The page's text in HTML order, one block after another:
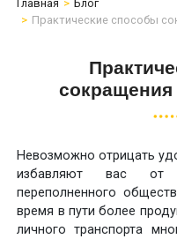
Главная
Блог
Практические способы
сокращения
Невозможно отрицать
избавляют вас от
переполненного
время в пути более
личного транспорта